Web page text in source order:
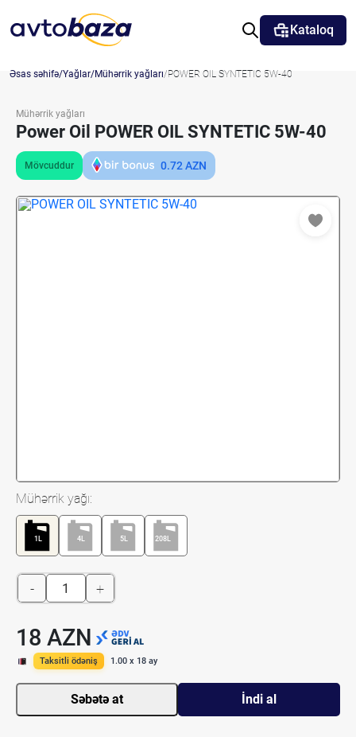
Kataloq
Əsas səhifə Yağlar Mühərrik yağları POWER OIL SYNTETIC 5W-40
Mühərrik yağları
Power Oil POWER OIL SYNTETIC 5W-40
Mövcuddur 0.72AZN
Mühərrik yağı:
1L 4L 5L 208L
- +
18 AZN
Taksitli ödəniş 1.00 x 18 ay
Səbətə at İndi al